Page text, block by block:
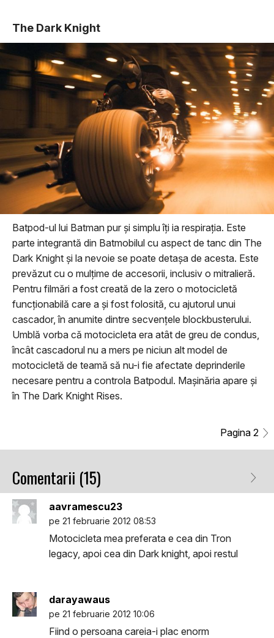
The Dark Knight
Batpod-ul lui Batman pur şi simplu îţi ia respiraţia. Este
parte integrantă din Batmobilul cu aspect de tanc din The
Dark Knight şi la nevoie se poate detaşa de acesta. Este
prevăzut cu o mulţime de accesorii, inclusiv o mitralieră.
Pentru filmări a fost creată de la zero o motocicletă
funcţionabilă care a şi fost folosită, cu ajutorul unui
cascador, în anumite dintre secvenţele blockbusterului.
Umblă vorba că motocicleta era atât de greu de condus,
încât cascadorul nu a mers pe niciun alt model de
motocicletă de teamă să nu-i fie afectate deprinderile
necesare pentru a controla Batpodul. Maşinăria apare şi
în The Dark Knight Rises.
Pagina 2
Comentarii (15)
aavramescu23
pe 21 februarie 2012 08:53
Motocicleta mea preferata e cea din Tron
legacy, apoi cea din Dark knight, apoi restul
darayawaus
pe 21 februarie 2012 10:06
Fiind o persoana careia-i plac enorm